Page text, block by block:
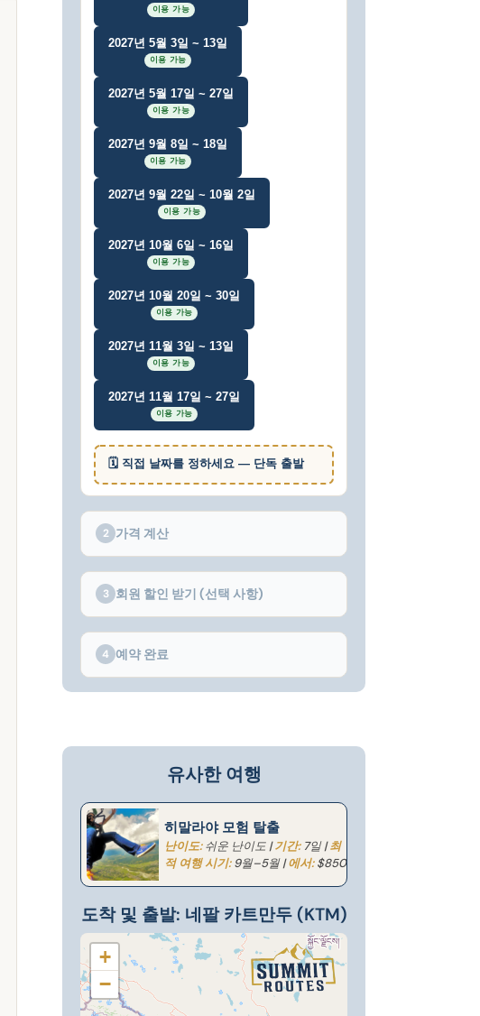
이용 가능
2027년 5월 3일 ~ 13일
이용 가능
2027년 5월 17일 ~ 27일
이용 가능
2027년 9월 8일 ~ 18일
이용 가능
2027년 9월 22일 ~ 10월 2일
이용 가능
2027년 10월 6일 ~ 16일
이용 가능
2027년 10월 20일 ~ 30일
이용 가능
2027년 11월 3일 ~ 13일
이용 가능
2027년 11월 17일 ~ 27일
이용 가능
🗓 직접 날짜를 정하세요 — 단독 출발
2 가격 계산
3 회원 할인 받기 (선택 사항)
4 예약 완료
유사한 여행
히말라야 모험 탈출
난이도:쉬운 난이도 |기간:7일 |최
적 여행 시기:9월–5월 |에서:$850
도착 및 출발: 네팔 카트만두 (KTM)
+
−